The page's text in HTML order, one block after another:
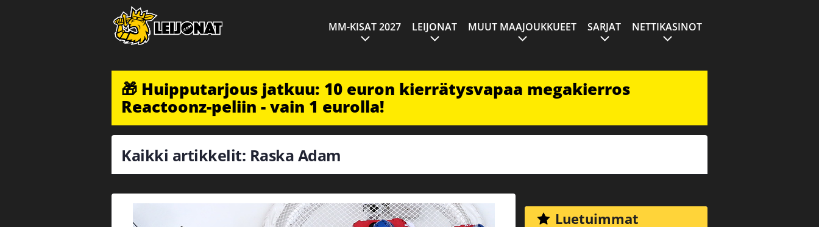
MM-KISAT 2027 LEIJONAT MUUT MAAJOUKKUEET SARJAT NETTIKASINOT
🎁 Huipputarjous jatkuu: 10 euron kierrätysvapaa megakierros
Reactoonz-peliin - vain 1 eurolla!
Kaikki artikkelit: Raska Adam
Luetuimmat